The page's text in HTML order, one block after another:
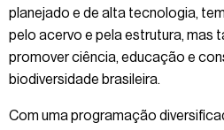
planejado e de alta tecnologia,
pelo acervo e pela estrutura, mas
promover ciência, educação e
biodiversidade brasileira.
Com uma programação